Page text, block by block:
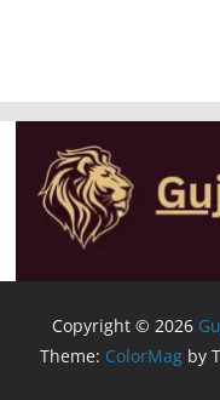
Copyright © 2026
Theme: ColorMag by